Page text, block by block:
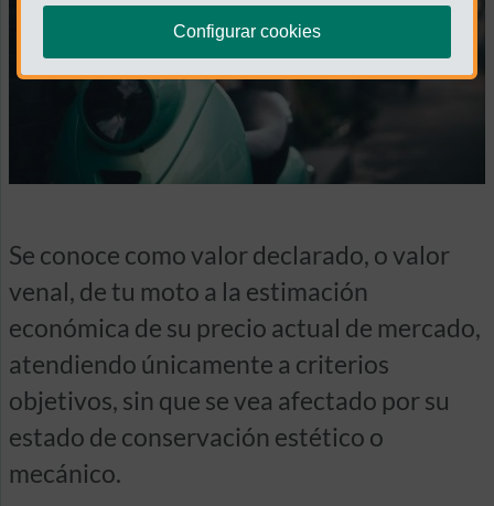
Se conoce como valor declarado, o valor
venal, de tu moto a la estimación
económica de su precio actual de mercado,
atendiendo únicamente a criterios
objetivos, sin que se vea afectado por su
estado de conservación estético o
mecánico.
Configurar cookies